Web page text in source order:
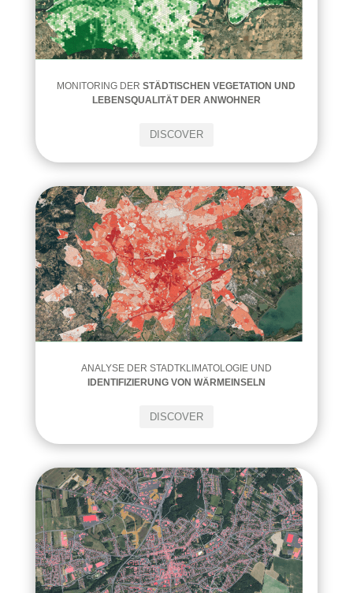
MONITORING DERSTÄDTISCHEN VEGETATION UND
LEBENSQUALITÄT DER ANWOHNER
DISCOVER
ANALYSE DER STADTKLIMATOLOGIE UND
IDENTIFIZIERUNG VON WÄRMEINSELN
DISCOVER